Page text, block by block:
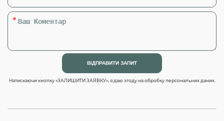
Натискаючи кнопку «ЗАЛИШИТИ ЗАЯВКУ», я даю згоду на обробку персональних даних.